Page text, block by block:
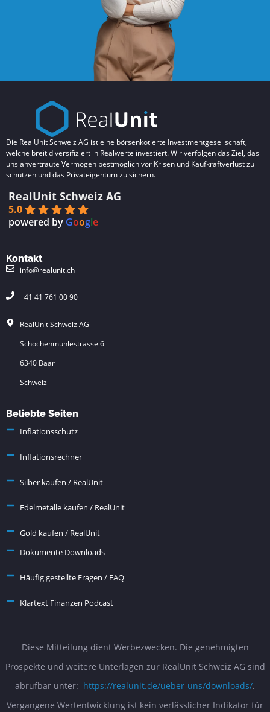
Die RealUnit Schweiz AG ist eine börsenkotierte Investmentgesellschaft,
welche breit diversifiziert in Realwerte investiert. Wir verfolgen das Ziel, das
uns anvertraute Vermögen bestmöglich vor Krisen und Kaufkraftverlust zu
schützen und das Privateigentum zu sichern.
RealUnit Schweiz AG
5.0
powered by Google
Kontakt
info@realunit.ch
+41 41 761 00 90
RealUnit Schweiz AG
Schochenmühlestrasse 6
6340 Baar
Schweiz
Beliebte Seiten
Inflationsschutz
Inflationsrechner
Silber kaufen / RealUnit
Edelmetalle kaufen / RealUnit
Gold kaufen / RealUnit
Dokumente Downloads
Häufig gestellte Fragen / FAQ
Klartext Finanzen Podcast
Diese Mitteilung dient Werbezwecken. Die genehmigten
Prospekte und weitere Unterlagen zur RealUnit Schweiz AG sind
abrufbar unter: https://realunit.de/ueber-uns/downloads/.
Vergangene Wertentwicklung ist kein verlässlicher Indikator für